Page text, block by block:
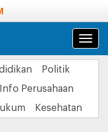
Politik
Info Perusahaan
Kesehatan